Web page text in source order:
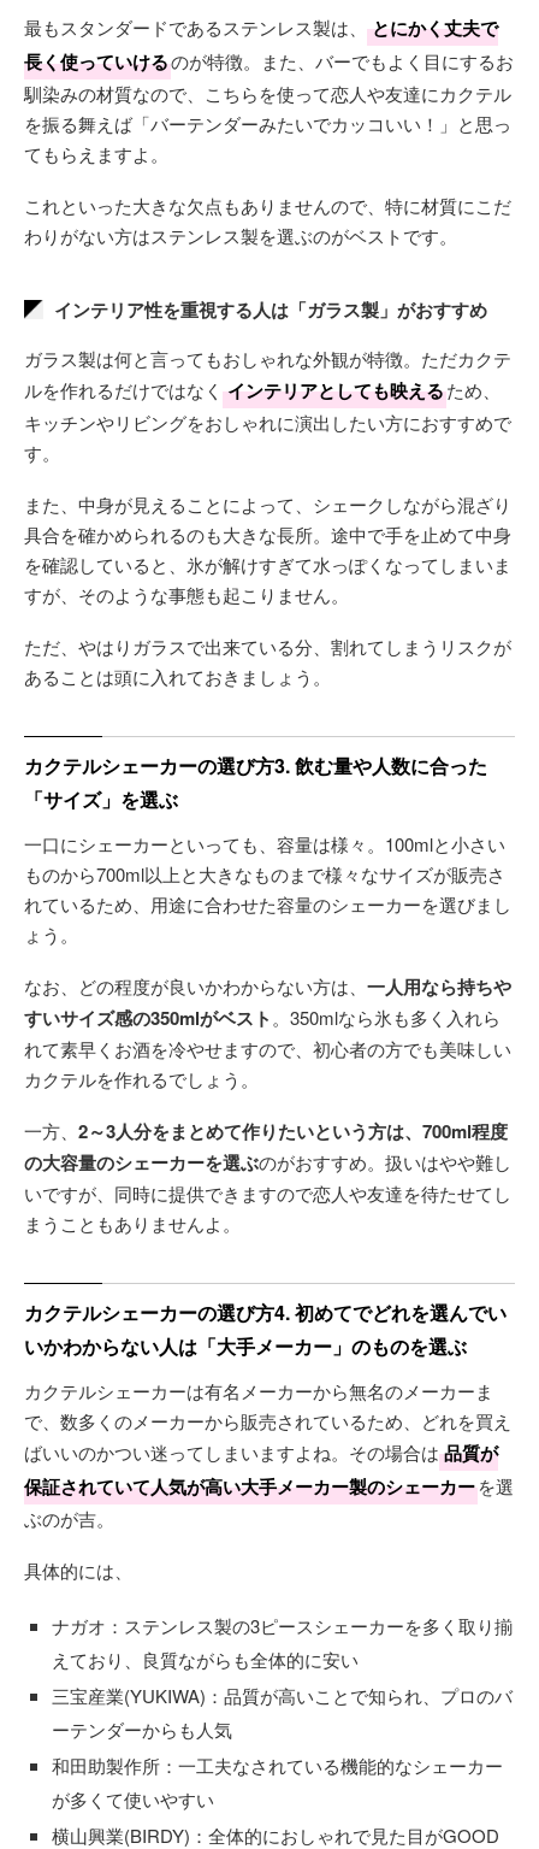
最もスタンダードであるステンレス製は、
とにかく丈夫で
長く使っていけるのが特徴。また、バーでもよく目にするお
馴染みの材質なので、こちらを使って恋人や友達にカクテル
を振る舞えば「バーテンダーみたいでカッコいい！」と思っ
てもらえますよ。
これといった大きな欠点もありませんので、特に材質にこだ
わりがない方はステンレス製を選ぶのがベストです。
インテリア性を重視する人は「ガラス製」がおすすめ
ガラス製は何と言ってもおしゃれな外観が特徴。ただカクテ
ルを作れるだけではなく インテリアとしても映えるため、
キッチンやリビングをおしゃれに演出したい方におすすめで
す。
また、中身が見えることによって、シェークしながら混ざり
具合を確かめられるのも大きな長所。途中で手を止めて中身
を確認していると、氷が解けすぎて水っぽくなってしまいま
すが、そのような事態も起こりません。
ただ、やはりガラスで出来ている分、割れてしまうリスクが
あることは頭に入れておきましょう。
カクテルシェーカーの選び方3. 飲む量や人数に合った
「サイズ」を選ぶ
一口にシェーカーといっても、容量は様々。100mlと小さい
ものから700ml以上と大きなものまで様々なサイズが販売さ
れているため、用途に合わせた容量のシェーカーを選びまし
ょう。
なお、どの程度が良いかわからない方は、 一人用なら持ちや
すいサイズ感の350mlがベスト 。350mlなら氷も多く入れら
れて素早くお酒を冷やせますので、初心者の方でも美味しい
カクテルを作れるでしょう。
一方、 2～3人分をまとめて作りたいという方は、700ml程度
の大容量のシェーカーを選ぶのがおすすめ。扱いはやや難し
いですが、同時に提供できますので恋人や友達を待たせてし
まうこともありませんよ。
カクテルシェーカーの選び方4. 初めてでどれを選んでい
いかわからない人は「大手メーカー」のものを選ぶ
カクテルシェーカーは有名メーカーから無名のメーカーま
で、数多くのメーカーから販売されているため、どれを買え
ばいいのかつい迷ってしまいますよね。その場合は 品質が
保証されていて人気が高い大手メーカー製のシェーカーを選
ぶのが吉。
具体的には、
ナガオ：ステンレス製の3ピースシェーカーを多く取り揃
えており、良質ながらも全体的に安い
三宝産業(YUKIWA)：品質が高いことで知られ、プロのバ
ーテンダーからも人気
和田助製作所：一工夫なされている機能的なシェーカー
が多くて使いやすい
横山興業(BIRDY)：全体的におしゃれで見た目がGOOD